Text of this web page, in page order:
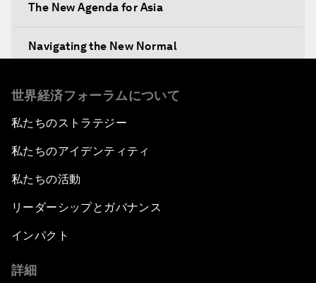
The New Agenda for Asia
Navigating the New Normal
Cooperation
The Modern Silk Road
Future-Proofing the Internet Economy
世界経済フォーラムについて
私たちのストラテジー
私たちのアイデンティティ
私たちの活動
リーダーシップとガバナンス
インパクト
詳細